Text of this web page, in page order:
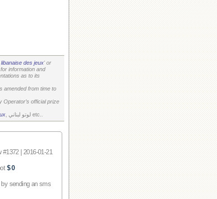
libanaise des jeux' or
information and
as to its
amended from time to
official prize
, لوتو لبناني etc..
| 2016-01-21
$ 0
sending an sms